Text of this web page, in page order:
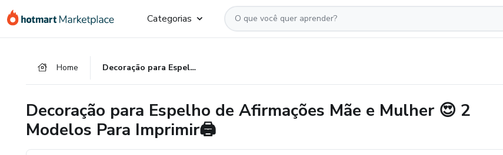
para
para
para
Categorias
Home Decoração para Espelho de Afirmações Mãe e Mulher 😍 2 Modelos Para Imprimir🖨️
Decoração para Espelho de Afirmações Mãe e Mulher 😍 2
Modelos Para Imprimir🖨️